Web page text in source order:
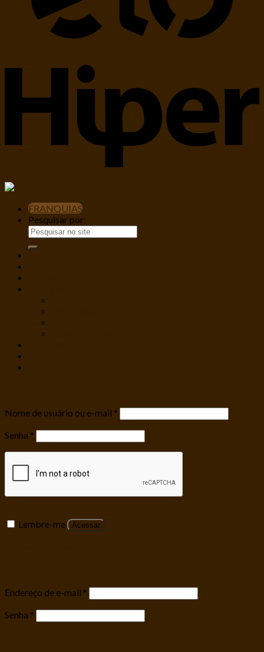
FRANQUIAS
Pesquisar por:
Nome de usuário ou e-mail *
Senha *
Lembre-me Acessar
Endereço de e-mail *
Senha *